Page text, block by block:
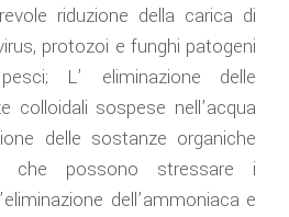
riduzione della carica di
protozoi e funghi patogeni
L’ eliminazione delle
colloidali sospese nell’acqua
delle sostanze organiche
che possono stressare i
dell’ammoniaca e